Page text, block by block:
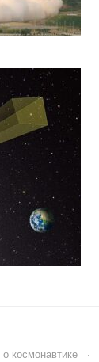
космонавтике ·